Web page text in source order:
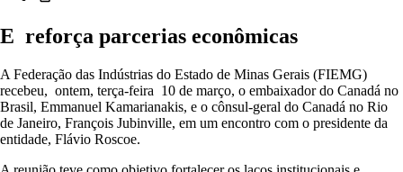
E reforça parcerias econômicas
A Federação das Indústrias do Estado de Minas Gerais (FIEMG)
recebeu, ontem, terça-feira 10 de março, o embaixador do Canadá no
Brasil, Emmanuel Kamarianakis, e o cônsul-geral do Canadá no Rio
de Janeiro, François Jubinville, em um encontro com o presidente da
entidade, Flávio Roscoe.